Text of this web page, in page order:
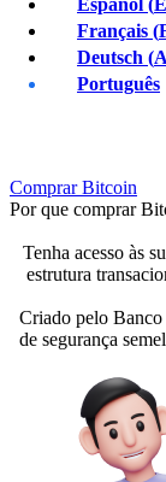
Español (
Français (
Deutsch (
Português
Comprar
Criado pelo
clientes
Comprar Bitcoin
Por que comprar
Tenha acesso às
estrutura
Criado pelo
de segurança